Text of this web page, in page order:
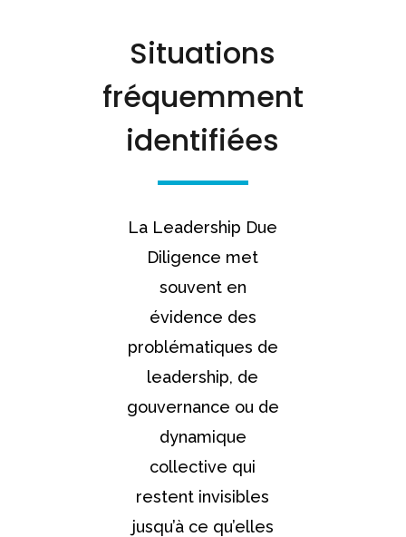
Situations
fréquemment
identifiées
La Leadership Due
Diligence met
souvent en
évidence des
problématiques de
leadership, de
gouvernance ou de
dynamique
collective qui
restent invisibles
jusqu’à ce qu’elles